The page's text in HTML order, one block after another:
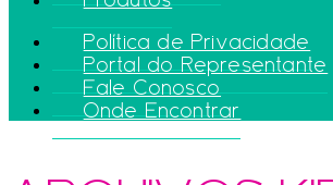
Política de Privacidade
Portal do Representante
Fale Conosco
Onde Encontrar